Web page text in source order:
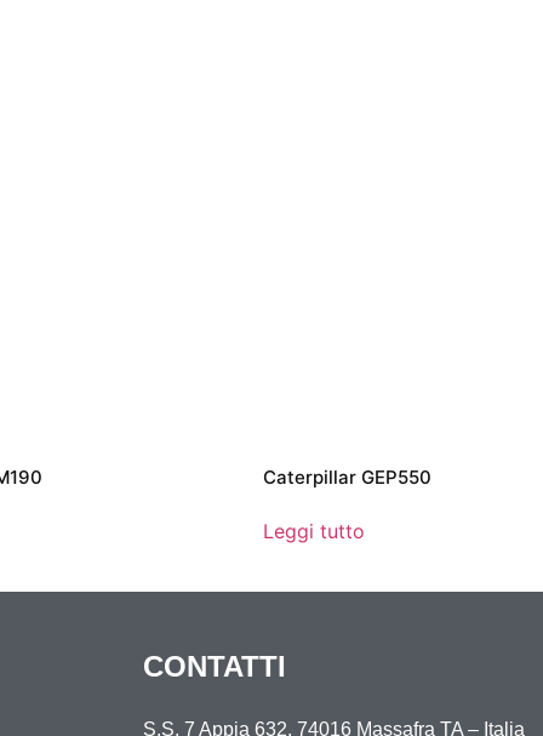
Caterpillar GEP550
Leggi tutto
CONTATTI
S.S. 7 Appia 632, 74016 Massafra TA – Italia